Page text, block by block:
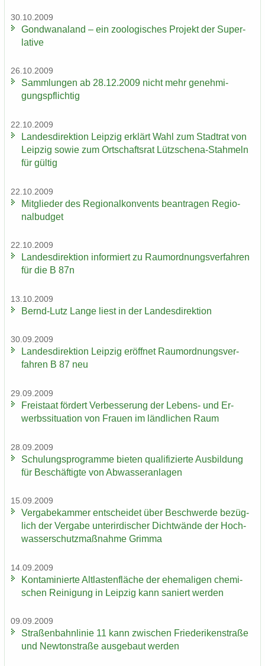
30.10.2009
Gond­wa­na­land – ein zoo­lo­gi­sches Pro­jekt der Su­per­
la­ti­ve
26.10.2009
Samm­lun­gen ab 28.12.2009 nicht mehr ge­neh­mi­
gungs­pflich­tig
22.10.2009
Lan­des­di­rek­ti­on Leip­zig er­klärt Wahl zum Stadt­rat von
Leip­zig sowie zum Ort­schafts­rat Lützschena-​Stahmeln
für gül­tig
22.10.2009
Mit­glie­der des Re­gio­nal­kon­vents be­an­tra­gen Re­gio­
nal­bud­get
22.10.2009
Lan­des­di­rek­ti­on in­for­miert zu Raum­ord­nungs­ver­fah­ren
für die B 87n
13.10.2009
Bernd-​Lutz Lange liest in der Lan­des­di­rek­ti­on
30.09.2009
Lan­des­di­rek­ti­on Leip­zig er­öff­net Raum­ord­nungs­ver­
fah­ren B 87 neu
29.09.2009
Frei­staat för­dert Ver­bes­se­rung der Lebens-​ und Er­
werbs­si­tua­ti­on von Frau­en im länd­li­chen Raum
28.09.2009
Schu­lungs­pro­gram­me bie­ten qua­li­fi­zier­te Aus­bil­dung
für Be­schäf­tig­te von Ab­was­ser­an­la­gen
15.09.2009
Ver­ga­be­kam­mer ent­schei­det über Be­schwer­de be­züg­
lich der Ver­ga­be un­ter­ir­di­scher Dicht­wän­de der Hoch­
was­ser­schutz­maß­nah­me Grim­ma
14.09.2009
Kon­ta­mi­nier­te Alt­las­ten­flä­che der ehe­ma­li­gen che­mi­
schen Rei­ni­gung in Leip­zig kann sa­niert wer­den
09.09.2009
Stra­ßen­bahn­li­nie 11 kann zwi­schen Frie­de­ri­ken­stra­ße
und New­ton­stra­ße aus­ge­baut wer­den